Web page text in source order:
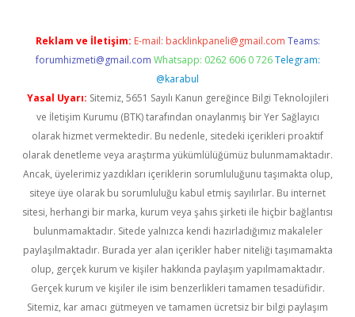
Reklam ve İletişim: E-mail: backlinkpaneli@gmail.com Teams:
forumhizmeti@gmail.com Whatsapp: 0262 606 0 726 Telegram:
@karabul
Yasal Uyarı: Sitemiz, 5651 Sayılı Kanun gereğince Bilgi Teknolojileri
ve İletişim Kurumu (BTK) tarafından onaylanmış bir Yer Sağlayıcı
olarak hizmet vermektedir. Bu nedenle, sitedeki içerikleri proaktif
olarak denetleme veya araştırma yükümlülüğümüz bulunmamaktadır.
Ancak, üyelerimiz yazdıkları içeriklerin sorumluluğunu taşımakta olup,
siteye üye olarak bu sorumluluğu kabul etmiş sayılırlar. Bu internet
sitesi, herhangi bir marka, kurum veya şahıs şirketi ile hiçbir bağlantısı
bulunmamaktadır. Sitede yalnızca kendi hazırladığımız makaleler
paylaşılmaktadır. Burada yer alan içerikler haber niteliği taşımamakta
olup, gerçek kurum ve kişiler hakkında paylaşım yapılmamaktadır.
Gerçek kurum ve kişiler ile isim benzerlikleri tamamen tesadüfidir.
Sitemiz, kar amacı gütmeyen ve tamamen ücretsiz bir bilgi paylaşım